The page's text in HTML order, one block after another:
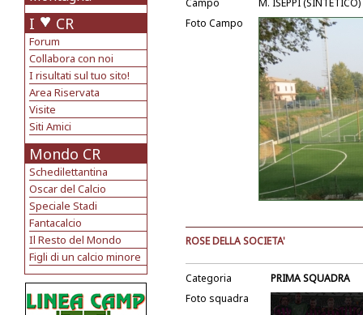
I CR
Forum
Collabora con noi
I risultati sul tuo sito!
Area Riservata
Visite
Siti Amici
Mondo CR
Schedilettantina
Oscar del Calcio
Speciale Stadi
Fantacalcio
Il Resto del Mondo
Figli di un calcio minore
Campo
M. ISEPPI
Foto Campo
ROSE DELLA SOCIETA'
Categoria
PRIMA SQUADRA
Foto squadra